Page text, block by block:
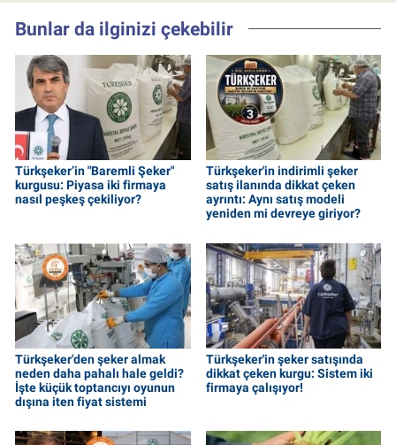
Bunlar da ilginizi çekebilir
Türkşeker’in "Baremli Şeker"
kurgusu: Piyasa iki firmaya
nasıl peşkeş çekiliyor?
Türkşeker'in indirimli şeker
satış ilanında dikkat çeken
ayrıntı: Aynı satış modeli
yeniden mi devreye giriyor?
Türkşeker'den şeker almak
neden daha pahalı hale geldi?
İşte küçük toptancıyı oyunun
dışına iten fiyat sistemi
Türkşeker'in şeker satışında
dikkat çeken kurgu: Sistem iki
firmaya çalışıyor!